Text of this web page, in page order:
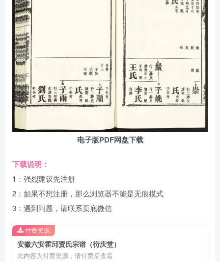
电子版PDF网盘下载
下载说明：
1：强烈建议先注册
2：如果不想注册，那么浏览器不能是无痕模式
3：遇到问题，请联系页底微信
安徽六安霍邱贾氏宗谱（衍庆堂）
此内容为付费资源，请付费后查看
付费资源